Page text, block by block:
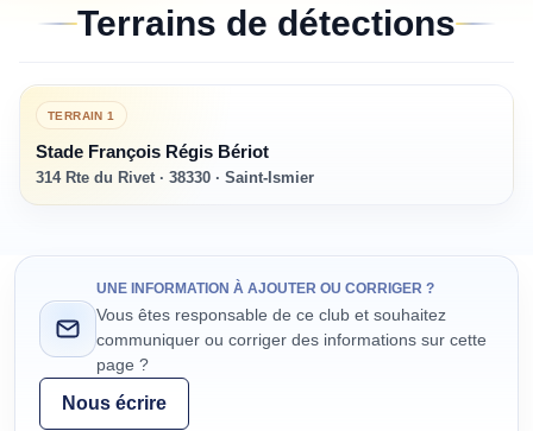
Terrains de détections
TERRAIN1
Stade François Régis Bériot
314 Rte du Rivet · 38330 · Saint-Ismier
UNE INFORMATION À AJOUTER OU CORRIGER ?
Vous êtes responsable de ce club et souhaitez
communiquer ou corriger des informations sur cette
page ?
Nous écrire